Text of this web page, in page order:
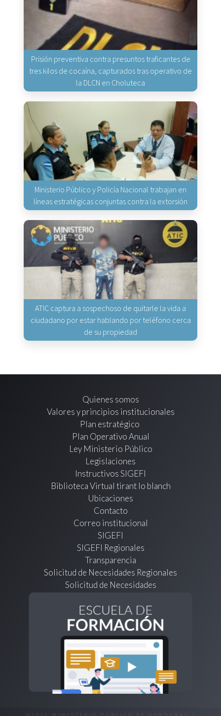
Prisión preventiva contra presuntos traficantes de
tres kilos de cocaína, capturados tras operativo de
la DLCN en Choluteca
Ministerio Público y Policía Nacional trabajan en
líneas estratégicas conjuntas contra la extorsión
ATIC captura a sospechoso de quitarle la vida a
ciudadano por estar hablando por teléfono cerca
de su propiedad
Quienes somos
Valores y principios institucionales
Plan estratégico
Plan Operativo Anual
Ley Ministerio Público
Legislaciones
Instructivos SIGEFI
Biblioteca Virtual tirant lo blanch
Ubicaciones
Contacto
Correo institucional
SIGEFI
SIGEFI Regionales
Transparencia
Solicitud de Necesidades Regionales
Solicitud de Necesidades